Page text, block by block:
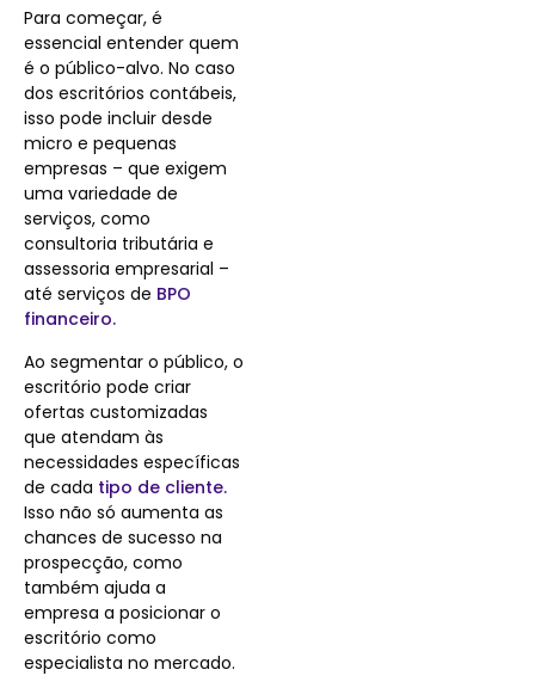
Para começar, é
essencial entender quem
é o público-alvo. No caso
dos escritórios contábeis,
isso pode incluir desde
micro e pequenas
empresas – que exigem
uma variedade de
serviços, como
consultoria tributária e
assessoria empresarial –
até serviços de BPO
financeiro.
Ao segmentar o público, o
escritório pode criar
ofertas customizadas
que atendam às
necessidades específicas
de cada tipo de cliente.
Isso não só aumenta as
chances de sucesso na
prospecção, como
também ajuda a
empresa a posicionar o
escritório como
especialista no mercado.